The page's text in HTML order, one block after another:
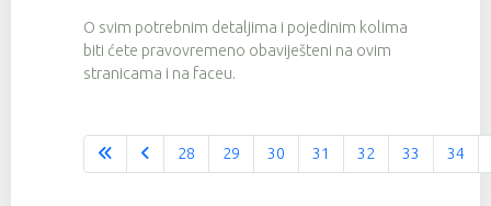
O svim potrebnim detaljima i pojedinim kolima
biti ćete pravovremeno obaviješteni na ovim
stranicama i na faceu.
Stranica 37 od 37
28 29 30 31 32 33 34